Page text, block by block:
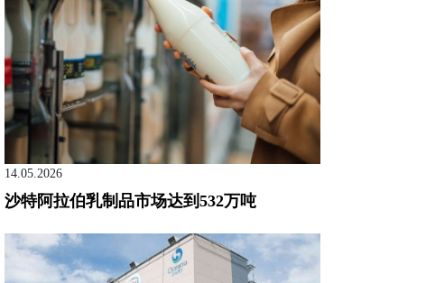
14.05.2026
沙特阿拉伯乳制品市场达到532万吨